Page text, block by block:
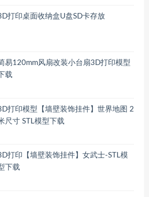
打印桌面收纳盒U盘SD卡存放
易120mm风扇改装小台扇3D打印模型
下载
打印模型【墙壁装饰挂件】世界地图 2
尺寸 STL模型下载
打印【墙壁装饰挂件】女武士-STL模
下载